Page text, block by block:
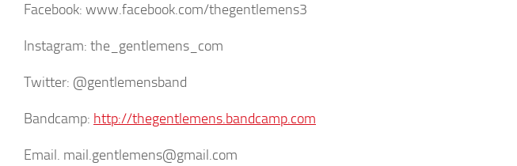
Facebook: www.facebook.com/thegentlemens3
Instagram: the_gentlemens_com
Twitter: @gentlemensband
Bandcamp: http://thegentlemens.bandcamp.com
Email. mail.gentlemens@gmail.com